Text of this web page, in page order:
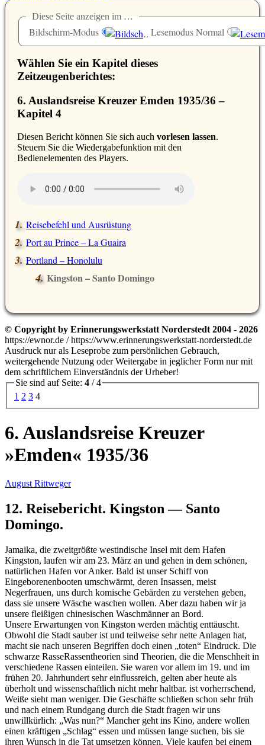
Diese Seite anzeigen im …
Bildschirm-Modus Lesemodus Normal
Wählen Sie ein Kapitel dieses
Zeitzeugenberichtes:
6. Auslandsreise Kreuzer Emden 1935/36 –
Kapitel 4
Diesen Bericht können Sie sich auch vorlesen lassen.
Steuern Sie die Wiedergabefunktion mit den
Bedienelementen des Players.
Reisebefehl und Ausrüstung
Port au Prince – La Guaira
Portland – Honolulu
Kingston – Santo Domingo
© Copyright by Erinnerungswerkstatt Norderstedt 2004 - 2026
https://ewnor.de / https://www.erinnerungswerkstatt-norderstedt.de
Ausdruck nur als Leseprobe zum persönlichen Gebrauch,
weitergehende Nutzung oder Weitergabe in jeglicher Form nur mit
dem schriftlichem Einverständnis der Urheber!
Sie sind auf Seite: 4 / 4
1 2 3 4
6. Auslandsreise Kreuzer
»Emden« 1935/36
August Rittweger
12. Reisebericht. Kingston — Santo
Domingo.
Jamaika, die zweitgrößte westindische Insel mit dem Hafen
Kingston, laufen wir am 23. März an und gehen in dem schönen,
natürlichen Hafen vor Anker. Bald ist unser Schiff von
Eingeborenenbooten umschwärmt, deren Insassen, meist
Negerfrauen, uns durch komische Gebärden zu verstehen geben,
dass sie unsere Wäsche waschen wollen. Aber dazu haben wir ja
unsere fleißigen chinesischen Waschmänner an Bord.
Unsere Erwartungen von Kingston werden mächtig enttäuscht.
Obwohl die Stadt sauber ist und teilweise sehr nette Anlagen hat,
macht sie nach unseren Begriffen doch einen
toten
Eindruck. Die
schwarze RasseRassentheorien sind Theorien, die die Menschheit in
verschiedene Rassen einteilen. Sie waren vor allem im 19. und im
frühen 20. Jahrhundert sehr einflussreich, gelten aber heute als
überholt und wissenschaftlich nicht mehr haltbar. ist vorherrschend,
Weiße sieht man weniger. Die Geschäfte schließen schon sehr früh
und nach einem Rundgang durch die Stadt fragen wir uns
unwillkürlich:
Was nun?
Mancher geht ins Kino, andere wollen
einen kräftigen
Schlag
essen und müssen lange suchen, bis sie
ihren Wunsch in die Tat umsetzen können. Viele kaufen bei einem